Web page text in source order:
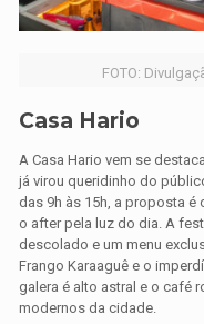
FOTO:
Casa Hario
A Casa Hario vem se
já virou queridinho do
das 9h às 15h, a proposta
o after pela luz do dia. A
descolado e um menu
Frango Karaaguê e o
galera é alto astral e o café
modernos da cidade.